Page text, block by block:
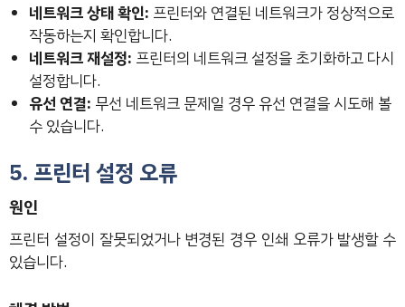
네트워크 상태 확인: 프린터와 연결된 네트워크가 정상적으로
작동하는지 확인합니다.
네트워크 재설정: 프린터의 네트워크 설정을 초기화하고 다시
설정합니다.
유선 연결: 무선 네트워크 문제일 경우 유선 연결을 시도해 볼
수 있습니다.
5. 프린터 설정 오류
원인
프린터 설정이 잘못되었거나 변경된 경우 인쇄 오류가 발생할 수
있습니다.